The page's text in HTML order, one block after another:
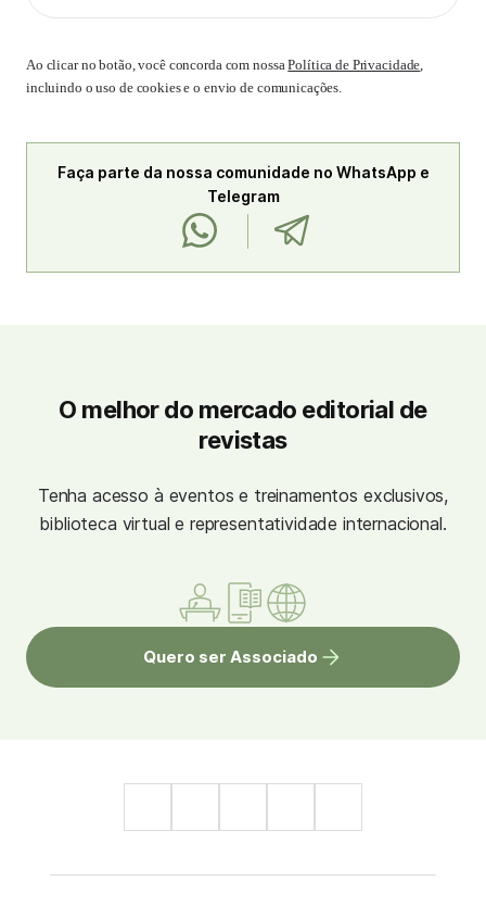
Ao clicar no botão, você concorda com nossaPolítica de Privacidade,
incluindo o uso de cookies e o envio de comunicações.
Faça parte da nossa comunidade no WhatsApp e
Telegram
O melhor do mercado editorial de
revistas
Tenha acesso à eventos e treinamentos exclusivos,
biblioteca virtual e representatividade internacional.
Quero ser Associado